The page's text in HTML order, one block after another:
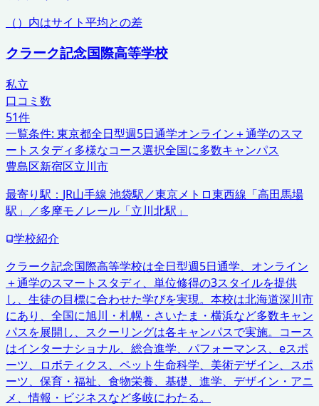
（）内はサイト平均との差
クラーク記念国際高等学校
私立
口コミ数
51件
一覧条件: 東京都全日型週5日通学オンライン＋通学のスマ
ートスタディ多様なコース選択全国に多数キャンパス
豊島区新宿区立川市
最寄り駅： JR山手線 池袋駅／東京メトロ東西線「高田馬場
駅」／多摩モノレール「立川北駅」
学校紹介
クラーク記念国際高等学校は全日型週5日通学、オンライン
＋通学のスマートスタディ、単位修得の3スタイルを提供
し、生徒の目標に合わせた学びを実現。本校は北海道深川市
にあり、全国に旭川・札幌・さいたま・横浜など多数キャン
パスを展開し、スクーリングは各キャンパスで実施。コース
はインターナショナル、総合進学、パフォーマンス、eスポ
ーツ、ロボティクス、ペット生命科学、美術デザイン、スポ
ーツ、保育・福祉、食物栄養、基礎、進学、デザイン・アニ
メ、情報・ビジネスなど多岐にわたる。